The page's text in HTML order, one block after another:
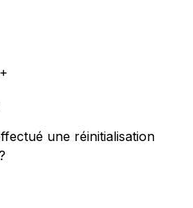
une réinitialisation